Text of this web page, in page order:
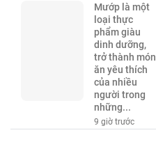
Mướp là một
loại thực
phẩm giàu
dinh dưỡng,
trở thành món
ăn yêu thích
của nhiều
người trong
những...
9 giờ trước